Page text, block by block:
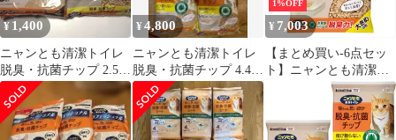
¥ 1,400
ニャンとも清潔トイレ
脱臭・抗菌チップ 2.5ℓ
脱臭・抗菌マット6枚入
セット
¥4,800
ニャンとも清潔トイレ
脱臭・抗菌チップ 4.4L
猫砂 2袋 大きめの粒
1%OFF
¥ 7,003
【まとめ買い-6点セッ
ト】ニャンとも清潔ト
イレ チップ 大きめ
の粒 ２．５Ｌ×6点セ
ット